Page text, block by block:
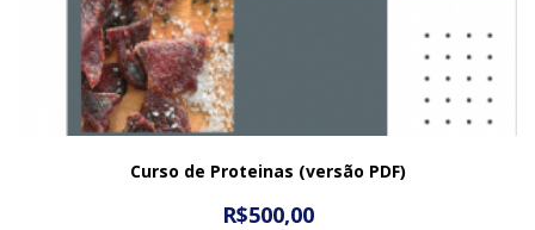
Curso de Proteinas (versão PDF)
R$500,00